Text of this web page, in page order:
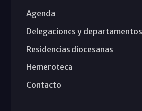
Agenda
Delegaciones y departamentos
Residencias diocesanas
Hemeroteca
Contacto